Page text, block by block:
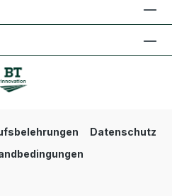
Datenschutz